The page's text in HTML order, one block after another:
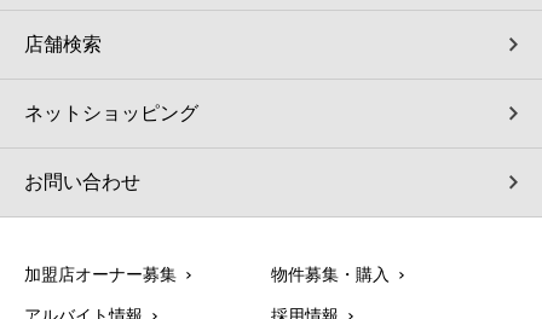
店舗検索
ネットショッピング
お問い合わせ
加盟店オーナー募集 物件募集・購入